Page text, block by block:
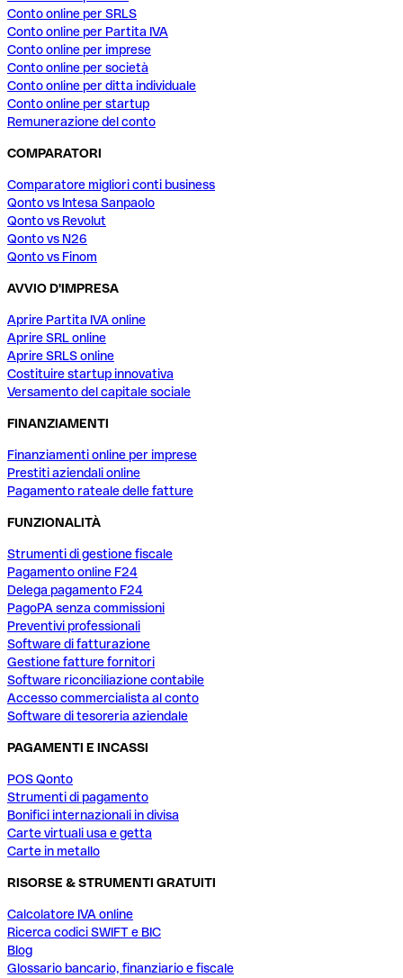
Conto online per SRLS
Conto online per Partita IVA
Conto online per imprese
Conto online per società
Conto online per ditta individuale
Conto online per startup
Remunerazione del conto
COMPARATORI
Comparatore migliori conti business
Qonto vs Intesa Sanpaolo
Qonto vs Revolut
Qonto vs N26
Qonto vs Finom
AVVIO D'IMPRESA
Aprire Partita IVA online
Aprire SRL online
Aprire SRLS online
Costituire startup innovativa
Versamento del capitale sociale
FINANZIAMENTI
Finanziamenti online per imprese
Prestiti aziendali online
Pagamento rateale delle fatture
FUNZIONALITÀ
Strumenti di gestione fiscale
Pagamento online F24
Delega pagamento F24
PagoPA senza commissioni
Preventivi professionali
Software di fatturazione
Gestione fatture fornitori
Software riconciliazione contabile
Accesso commercialista al conto
Software di tesoreria aziendale
PAGAMENTI E INCASSI
POS Qonto
Strumenti di pagamento
Bonifici internazionali in divisa
Carte virtuali usa e getta
Carte in metallo
RISORSE & STRUMENTI GRATUITI
Calcolatore IVA online
Ricerca codici SWIFT e BIC
Blog
Glossario bancario, finanziario e fiscale